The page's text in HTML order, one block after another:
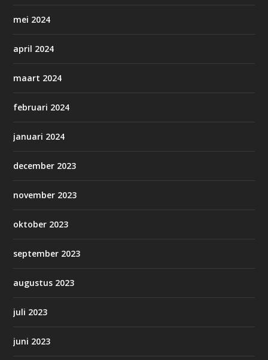
mei 2024
april 2024
maart 2024
februari 2024
januari 2024
december 2023
november 2023
oktober 2023
september 2023
augustus 2023
juli 2023
juni 2023